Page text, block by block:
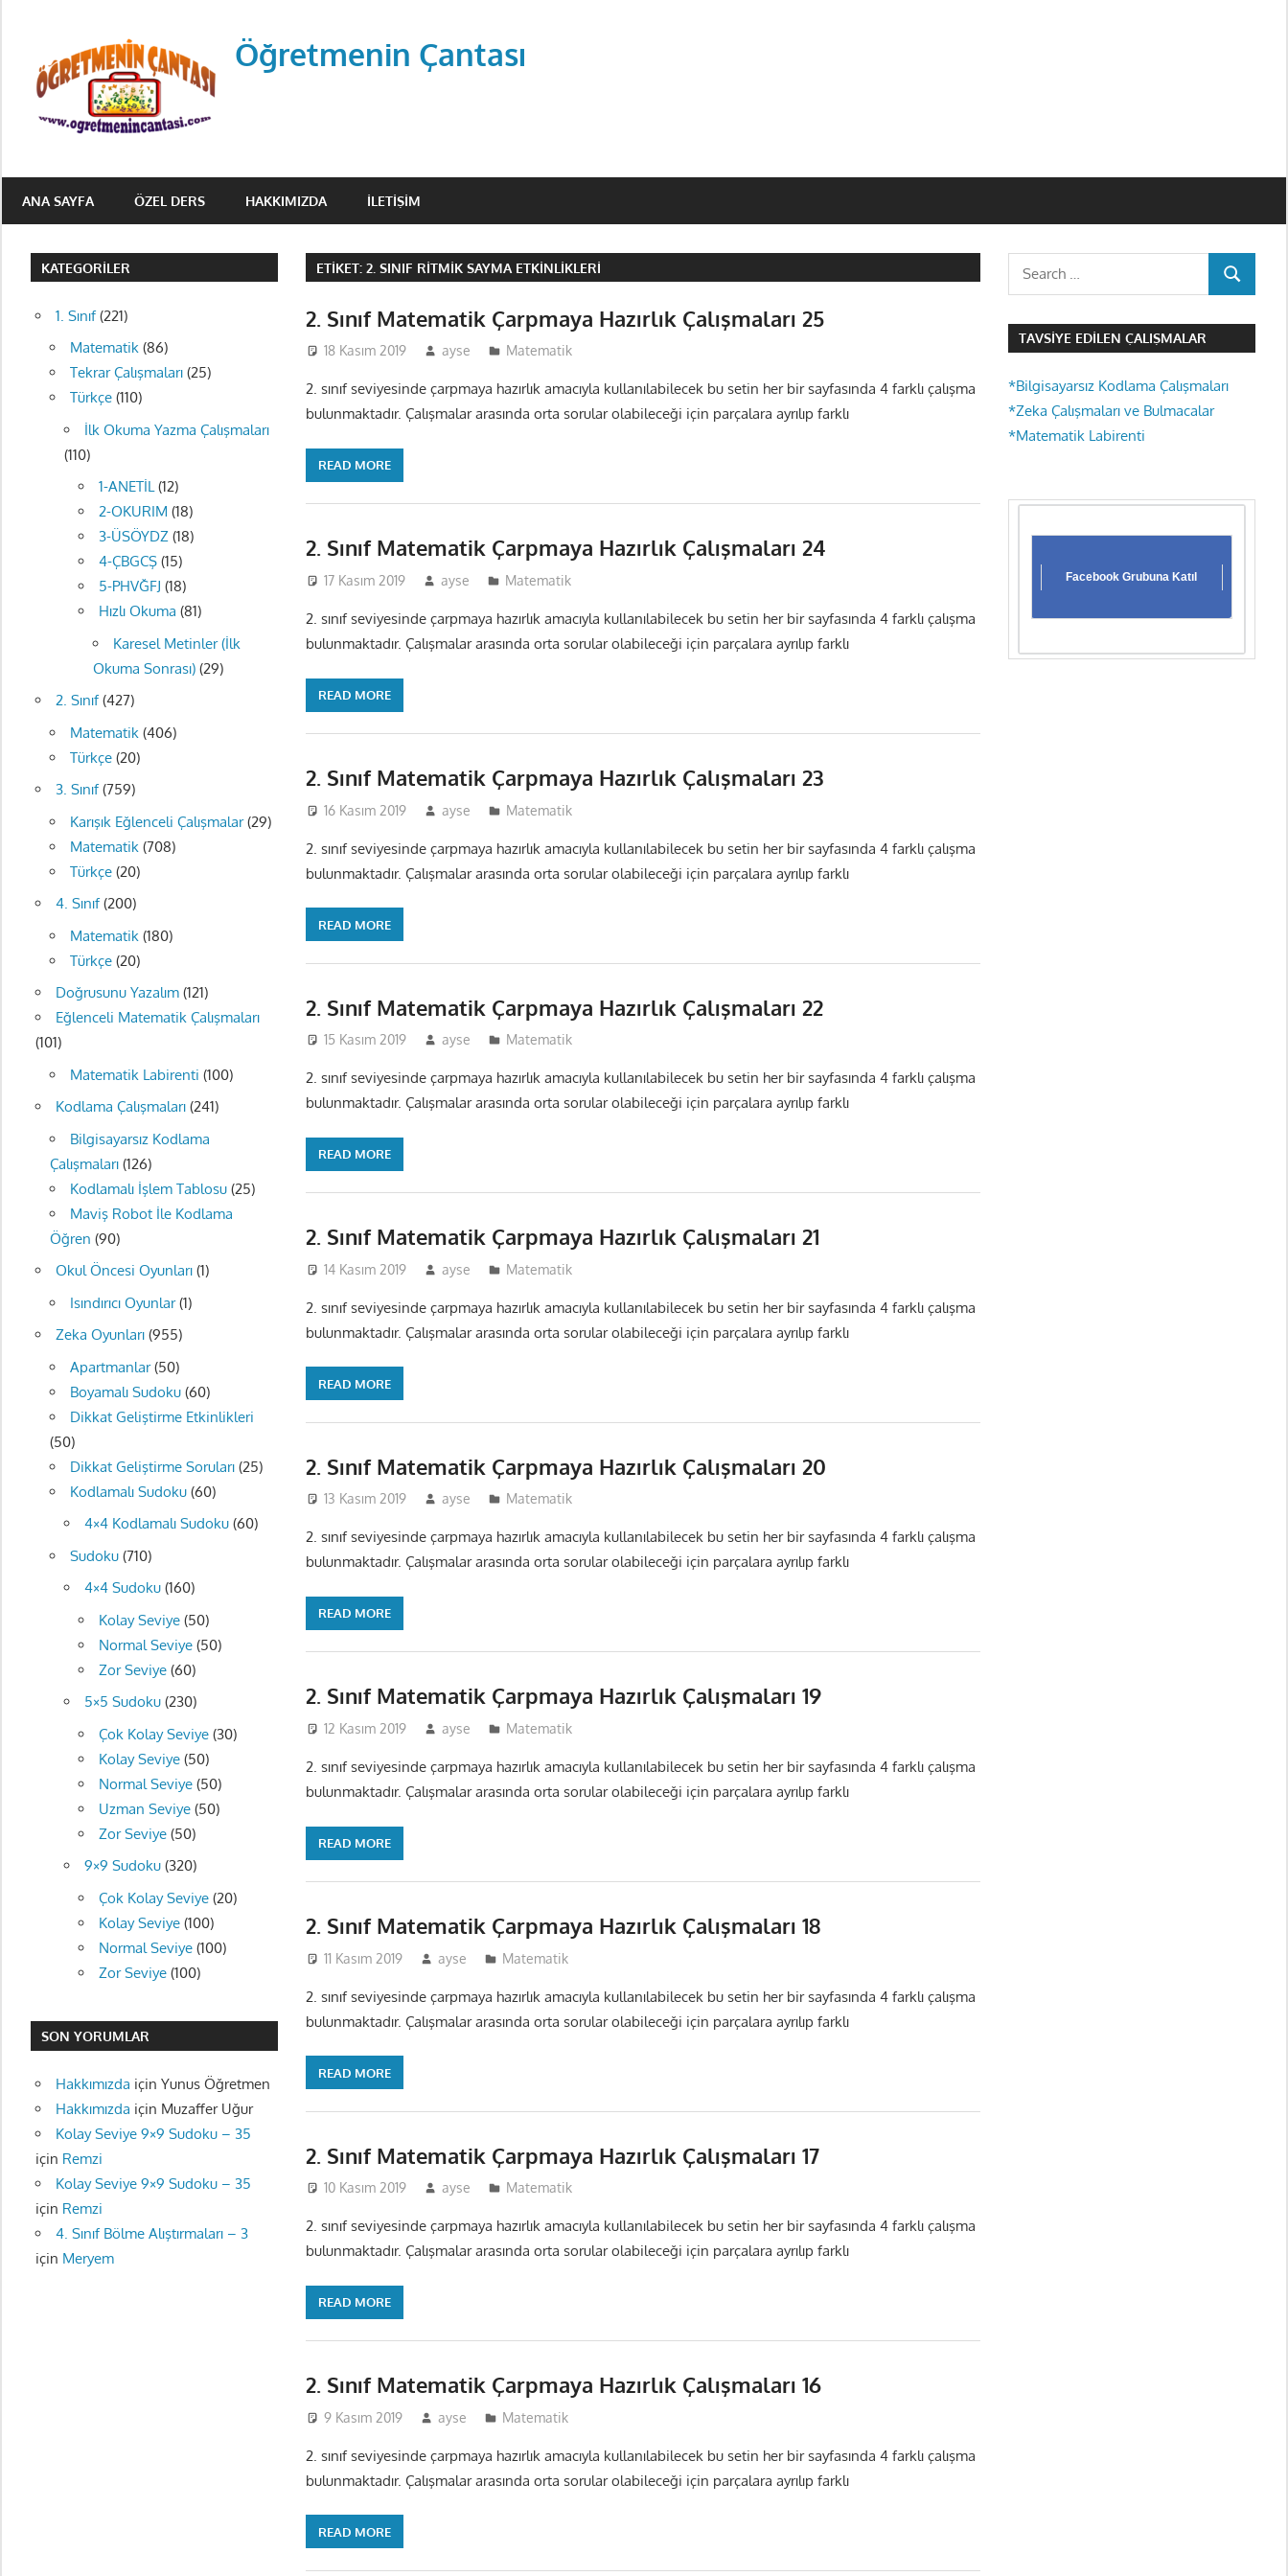
content
Öğretmenin Çantası
Halka
ANA SAYFA ÖZEL DERS HAKKIMIZDA İLETIŞIM
ETIKET:2. SINIF RITMIK SAYMA ETKINLIKLERI
2. Sınıf Matematik Çarpmaya Hazırlık Çalışmaları 25
18 Kasım 2019 ayse Matematik
2. sınıf seviyesinde çarpmaya hazırlık amacıyla kullanılabilecek bu setin her bir sayfasında 4 farklı çalışma
bulunmaktadır. Çalışmalar arasında orta sorular olabileceği için parçalara ayrılıp farklı
READ MORE
2. Sınıf Matematik Çarpmaya Hazırlık Çalışmaları 24
17 Kasım 2019 ayse Matematik
2. sınıf seviyesinde çarpmaya hazırlık amacıyla kullanılabilecek bu setin her bir sayfasında 4 farklı çalışma
bulunmaktadır. Çalışmalar arasında orta sorular olabileceği için parçalara ayrılıp farklı
READ MORE
2. Sınıf Matematik Çarpmaya Hazırlık Çalışmaları 23
16 Kasım 2019 ayse Matematik
2. sınıf seviyesinde çarpmaya hazırlık amacıyla kullanılabilecek bu setin her bir sayfasında 4 farklı çalışma
bulunmaktadır. Çalışmalar arasında orta sorular olabileceği için parçalara ayrılıp farklı
READ MORE
2. Sınıf Matematik Çarpmaya Hazırlık Çalışmaları 22
15 Kasım 2019 ayse Matematik
2. sınıf seviyesinde çarpmaya hazırlık amacıyla kullanılabilecek bu setin her bir sayfasında 4 farklı çalışma
bulunmaktadır. Çalışmalar arasında orta sorular olabileceği için parçalara ayrılıp farklı
READ MORE
2. Sınıf Matematik Çarpmaya Hazırlık Çalışmaları 21
14 Kasım 2019 ayse Matematik
2. sınıf seviyesinde çarpmaya hazırlık amacıyla kullanılabilecek bu setin her bir sayfasında 4 farklı çalışma
bulunmaktadır. Çalışmalar arasında orta sorular olabileceği için parçalara ayrılıp farklı
READ MORE
2. Sınıf Matematik Çarpmaya Hazırlık Çalışmaları 20
13 Kasım 2019 ayse Matematik
2. sınıf seviyesinde çarpmaya hazırlık amacıyla kullanılabilecek bu setin her bir sayfasında 4 farklı çalışma
bulunmaktadır. Çalışmalar arasında orta sorular olabileceği için parçalara ayrılıp farklı
READ MORE
2. Sınıf Matematik Çarpmaya Hazırlık Çalışmaları 19
12 Kasım 2019 ayse Matematik
2. sınıf seviyesinde çarpmaya hazırlık amacıyla kullanılabilecek bu setin her bir sayfasında 4 farklı çalışma
bulunmaktadır. Çalışmalar arasında orta sorular olabileceği için parçalara ayrılıp farklı
READ MORE
2. Sınıf Matematik Çarpmaya Hazırlık Çalışmaları 18
11 Kasım 2019 ayse Matematik
2. sınıf seviyesinde çarpmaya hazırlık amacıyla kullanılabilecek bu setin her bir sayfasında 4 farklı çalışma
bulunmaktadır. Çalışmalar arasında orta sorular olabileceği için parçalara ayrılıp farklı
READ MORE
2. Sınıf Matematik Çarpmaya Hazırlık Çalışmaları 17
10 Kasım 2019 ayse Matematik
2. sınıf seviyesinde çarpmaya hazırlık amacıyla kullanılabilecek bu setin her bir sayfasında 4 farklı çalışma
bulunmaktadır. Çalışmalar arasında orta sorular olabileceği için parçalara ayrılıp farklı
READ MORE
2. Sınıf Matematik Çarpmaya Hazırlık Çalışmaları 16
9 Kasım 2019 ayse Matematik
2. sınıf seviyesinde çarpmaya hazırlık amacıyla kullanılabilecek bu setin her bir sayfasında 4 farklı çalışma
bulunmaktadır. Çalışmalar arasında orta sorular olabileceği için parçalara ayrılıp farklı
READ MORE
KATEGORILER
1. Sınıf(221)
Matematik(86)
Tekrar Çalışmaları(25)
Türkçe(110)
İlk Okuma Yazma Çalışmaları
(110)
1-ANETİL(12)
2-OKURIM (18)
3-ÜSÖYDZ(18)
4-ÇBGCŞ(15)
5-PHVĞFJ (18)
Hızlı Okuma (81)
Karesel Metinler (İlk
Okuma Sonrası)(29)
2. Sınıf(427)
Matematik(406)
Türkçe(20)
3. Sınıf(759)
Karışık Eğlenceli Çalışmalar(29)
Matematik(708)
Türkçe(20)
4. Sınıf(200)
Matematik(180)
Türkçe(20)
Doğrusunu Yazalım(121)
Eğlenceli Matematik Çalışmaları
(101)
Matematik Labirenti (100)
Kodlama Çalışmaları(241)
Bilgisayarsız Kodlama
Çalışmaları(126)
Kodlamalı İşlem Tablosu(25)
Maviş Robot İle Kodlama
Öğren (90)
Okul Öncesi Oyunları(1)
Isındırıcı Oyunlar(1)
Zeka Oyunları(955)
Apartmanlar(50)
Boyamalı Sudoku(60)
Dikkat Geliştirme Etkinlikleri
(50)
Dikkat Geliştirme Soruları(25)
Kodlamalı Sudoku(60)
4×4 Kodlamalı Sudoku(60)
Sudoku(710)
4×4 Sudoku(160)
Kolay Seviye(50)
Normal Seviye(50)
Zor Seviye(60)
5×5 Sudoku(230)
Çok Kolay Seviye(30)
Kolay Seviye(50)
Normal Seviye(50)
Uzman Seviye(50)
Zor Seviye(50)
9×9 Sudoku(320)
Çok Kolay Seviye(20)
Kolay Seviye(100)
Normal Seviye(100)
Zor Seviye(100)
SON YORUMLAR
Hakkımızda için Yunus Öğretmen
Hakkımızda için Muzaffer Uğur
Kolay Seviye 9×9 Sudoku – 35
için Remzi
Kolay Seviye 9×9 Sudoku – 35
için Remzi
4. Sınıf Bölme Alıştırmaları – 3
için Meryem
Search
SEARCH
TAVSIYE EDILEN ÇALIŞMALAR
*Bilgisayarsız Kodlama Çalışmaları
*Zeka Çalışmaları ve Bulmacalar
*Matematik Labirenti
Facebook Grubuna Katıl